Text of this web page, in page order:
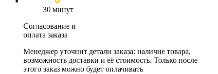
30 минут
Согласование и
оплата заказа
Менеджер уточнит детали заказа: наличие товара,
возможность доставки и её стоимость. Только после
этого заказ можно будет оплачивать